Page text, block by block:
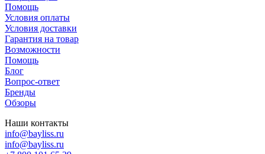
Помощь
Условия оплаты
Условия доставки
Гарантия на товар
Возможности
Помощь
Блог
Вопрос-ответ
Бренды
Обзоры
Наши контакты
info@bayliss.ru
info@bayliss.ru